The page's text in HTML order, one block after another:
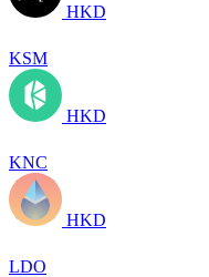
HKD
KSM
HKD
KNC
HKD
LDO